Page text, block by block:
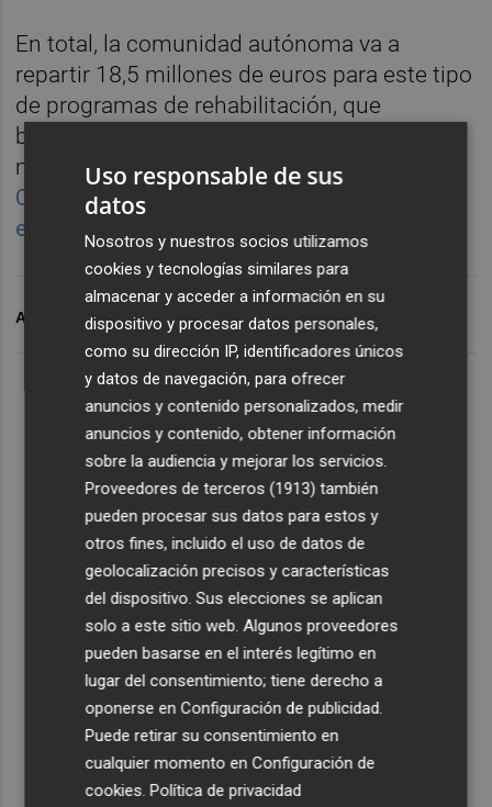
En total, la comunidad autónoma va a
repartir 18,5 millones de euros para este tipo
de programas de rehabilitación, que
beneficiarán a más de 1.500 viviendas en 26
municipios de la región. Entre ellas,
Cartagena, que podrá optar a 3.5 millones de
euros de fondos europeos.
ARCHIVADO EN 'NEXT GENERATION' FICIE
Uso responsable de sus
datos
Nosotros y nuestros socios utilizamos
cookies y tecnologías similares para
almacenar y acceder a información en su
dispositivo y procesar datos personales,
como su dirección IP, identificadores únicos
y datos de navegación, para ofrecer
anuncios y contenido personalizados, medir
anuncios y contenido, obtener información
sobre la audiencia y mejorar los servicios.
Proveedores de terceros (1913) también
pueden procesar sus datos para estos y
otros fines, incluido el uso de datos de
geolocalización precisos y características
del dispositivo. Sus elecciones se aplican
solo a este sitio web. Algunos proveedores
pueden basarse en el interés legítimo en
lugar del consentimiento; tiene derecho a
oponerse enConfiguración de publicidad
Puede retirar su consentimiento en
cualquier momento enConfiguración de
cookies .Política de privacidad